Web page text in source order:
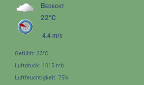
Bedeckt
22°C
4.4 m/s
Gefühlt: 23°C
Luftdruck: 1015 mb
Luftfeuchtigkeit: 75%